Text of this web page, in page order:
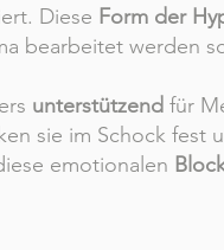
Diese Form der
bearbeitet werden
unterstützend für
sie im Schock fest
emotionalen